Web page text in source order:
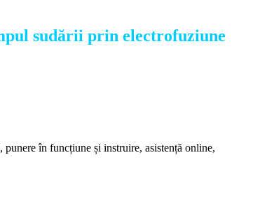
sudării prin electrofuziune
punere în funcțiune și instruire, asistență online,